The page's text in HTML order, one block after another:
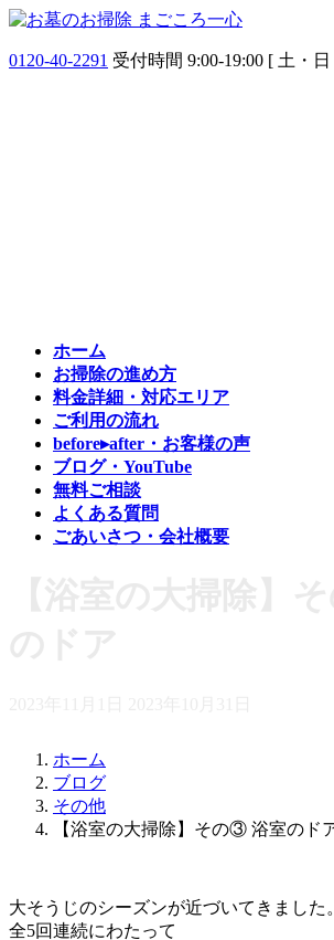
コ
テ
ナ
ゲ
0120-40-2291 受付時間 9:00-19:00 [ 土・
ホーム
お掃除の進め方
料金詳細・ 対応エリア
ご利用の流れ
before▸after・ お客様の声
ブログ・ YouTube
無料ご相談
よくある質問
ごあいさつ・ 会社概要
時
:
ホーム
ブログ
その他
【浴室の大掃除】その③ 浴室のド
大そうじのシーズンが近づいてきました。
全5回連続にわたって